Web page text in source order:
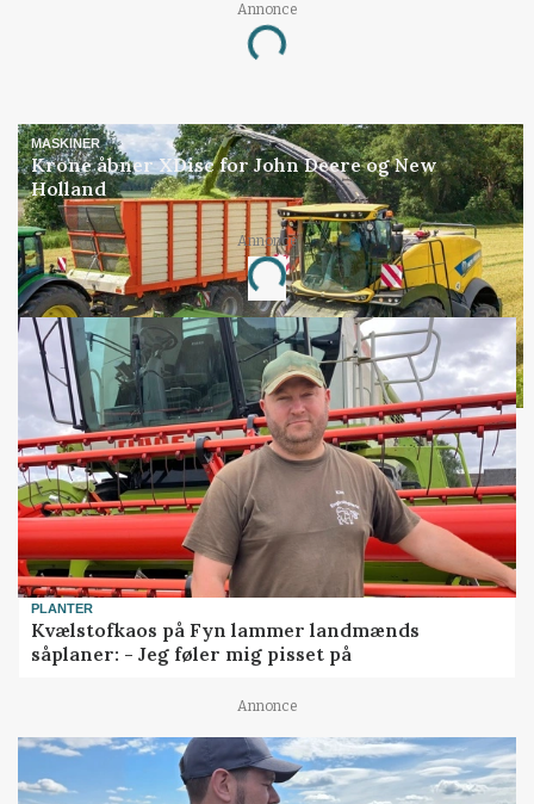
Annonce
Loading...
MASKINER
Krone åbner XDisc for John Deere og New
Holland
Annonce
Loading...
PLANTER
Kvælstofkaos på Fyn lammer landmænds
såplaner: - Jeg føler mig pisset på
Annonce